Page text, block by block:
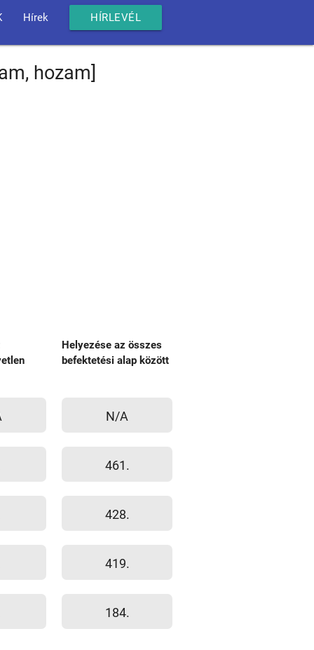
Hírek HÍRLEVÉL
hozam]
Helyezése az összes
befektetési alap között
N/A
461.
428.
419.
184.